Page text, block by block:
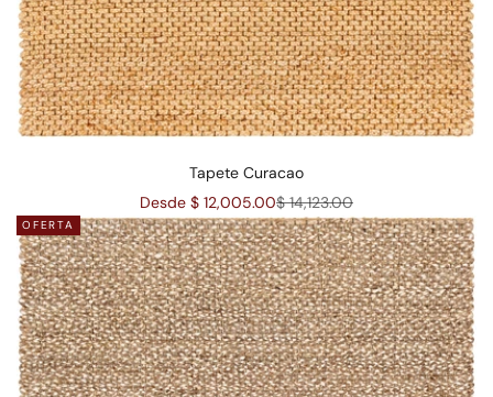
Tapete Curacao
Precio de oferta
Desde $ 12,005.00Precio normal
$ 14,123.00
OFERTA